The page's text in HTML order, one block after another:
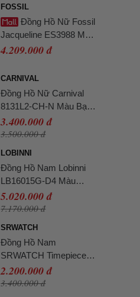
FOSSIL
Đồng Hồ Nữ Fossil
Jacqueline ES3988 Màu
Hồng Trắng
4.209.000 đ
CARNIVAL
Đồng Hồ Nữ Carnival
8131L2-CH-N Màu Bạc
- Nâu
3.400.000 đ
3.500.000 đ
LOBINNI
Đồng Hồ Nam Lobinni
LB16015G-D4 Màu
Xanh Đen
5.020.000 đ
7.170.000 đ
SRWATCH
Đồng Hồ Nam
SRWATCH Timepiece
Watch SG1072.1402TE
Màu Vàng Gold
2.200.000 đ
3.400.000 đ